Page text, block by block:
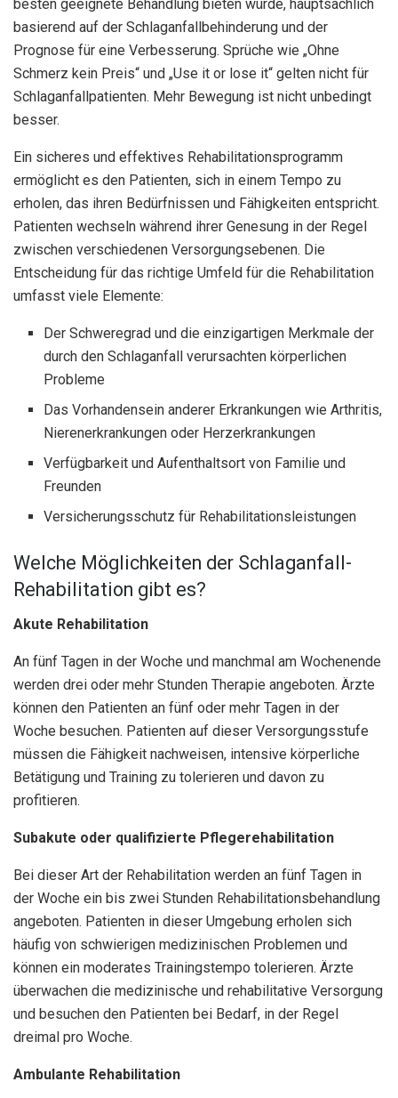
besten geeignete Behandlung bieten würde, hauptsächlich
basierend auf der Schlaganfallbehinderung und der
Prognose für eine Verbesserung. Sprüche wie „Ohne
Schmerz kein Preis“ und „Use it or lose it“ gelten nicht für
Schlaganfallpatienten. Mehr Bewegung ist nicht unbedingt
besser.
Ein sicheres und effektives Rehabilitationsprogramm
ermöglicht es den Patienten, sich in einem Tempo zu
erholen, das ihren Bedürfnissen und Fähigkeiten entspricht.
Patienten wechseln während ihrer Genesung in der Regel
zwischen verschiedenen Versorgungsebenen. Die
Entscheidung für das richtige Umfeld für die Rehabilitation
umfasst viele Elemente:
Der Schweregrad und die einzigartigen Merkmale der
durch den Schlaganfall verursachten körperlichen
Probleme
Das Vorhandensein anderer Erkrankungen wie Arthritis,
Nierenerkrankungen oder Herzerkrankungen
Verfügbarkeit und Aufenthaltsort von Familie und
Freunden
Versicherungsschutz für Rehabilitationsleistungen
Welche Möglichkeiten der Schlaganfall-
Rehabilitation gibt es?
Akute Rehabilitation
An fünf Tagen in der Woche und manchmal am Wochenende
werden drei oder mehr Stunden Therapie angeboten. Ärzte
können den Patienten an fünf oder mehr Tagen in der
Woche besuchen. Patienten auf dieser Versorgungsstufe
müssen die Fähigkeit nachweisen, intensive körperliche
Betätigung und Training zu tolerieren und davon zu
profitieren.
Subakute oder qualifizierte Pflegerehabilitation
Bei dieser Art der Rehabilitation werden an fünf Tagen in
der Woche ein bis zwei Stunden Rehabilitationsbehandlung
angeboten. Patienten in dieser Umgebung erholen sich
häufig von schwierigen medizinischen Problemen und
können ein moderates Trainingstempo tolerieren. Ärzte
überwachen die medizinische und rehabilitative Versorgung
und besuchen den Patienten bei Bedarf, in der Regel
dreimal pro Woche.
Ambulante Rehabilitation